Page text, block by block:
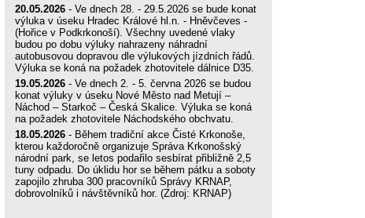
20.05.2026 - Ve dnech 28. - 29.5.2026 se bude konat
výluka v úseku Hradec Králové hl.n. - Hněvčeves -
(Hořice v Podkrkonoší). Všechny uvedené vlaky
budou po dobu výluky nahrazeny náhradní
autobusovou dopravou dle výlukových jízdních řádů.
Výluka se koná na požadek zhotovitele dálnice D35.
19.05.2026 - Ve dnech 2. - 5. června 2026 se budou
konat výluky v úseku Nové Město nad Metují –
Náchod – Starkoč – Česká Skalice. Výluka se koná
na požadek zhotovitele Náchodského obchvatu.
18.05.2026 - Během tradiční akce Čisté Krkonoše,
kterou každoročně organizuje Správa Krkonošský
národní park, se letos podařilo sesbírat přibližně 2,5
tuny odpadu. Do úklidu hor se během pátku a soboty
zapojilo zhruba 300 pracovníků Správy KRNAP,
dobrovolníků i návštěvníků hor. (Zdroj: KRNAP)